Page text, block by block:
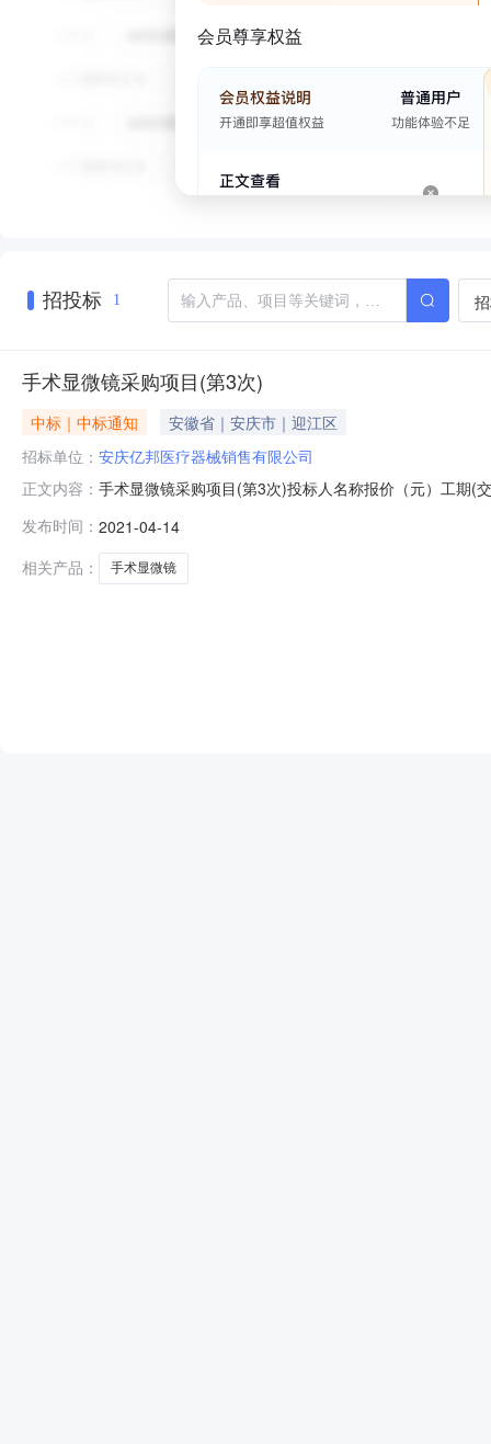
会员尊享权益
招投标 1
手术显微镜采购项目(第3次)
中标｜中标通知
安徽省｜安庆市｜迎江区
招标单位： 安庆亿邦医疗器械销售有限公司
正文内容： 手术显微镜采购项目(第3次)投标人名称报价（元）工期(
895000.0152021-02-2223:34:31安徽士邦医疗器械销售
发布时间： 2021-04-14
相关产品：
手术显微镜